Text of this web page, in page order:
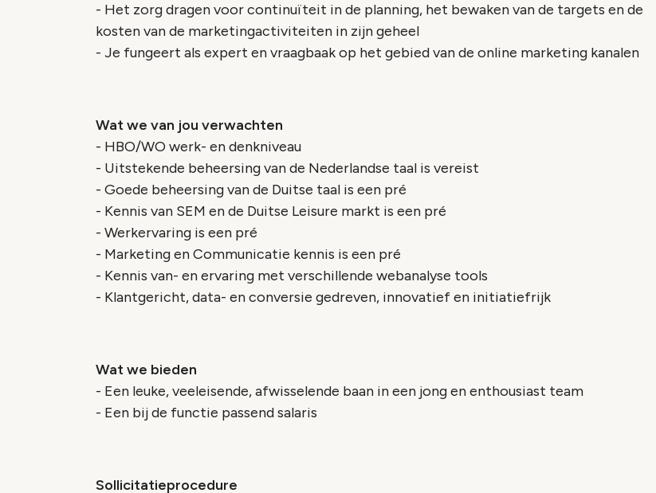
- Het zorg dragen voor continuïteit in de planning, het bewaken van de targets en de
kosten van de marketingactiviteiten in zijn geheel
- Je fungeert als expert en vraagbaak op het gebied van de online marketing kanalen
Wat we van jou verwachten
- HBO/WO werk- en denkniveau
- Uitstekende beheersing van de Nederlandse taal is vereist
- Goede beheersing van de Duitse taal is een pré
- Kennis van SEM en de Duitse Leisure markt is een pré
- Werkervaring is een pré
- Marketing en Communicatie kennis is een pré
- Kennis van- en ervaring met verschillende webanalyse tools
- Klantgericht, data- en conversie gedreven, innovatief en initiatiefrijk
Wat we bieden
- Een leuke, veeleisende, afwisselende baan in een jong en enthousiast team
- Een bij de functie passend salaris
Sollicitatieprocedure